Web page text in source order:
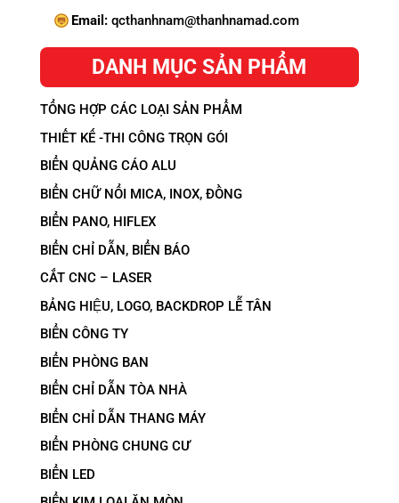
Email:qcthanhnam@thanhnamad.com
DANH MỤC SẢN PHẨM
TỔNG HỢP CÁC LOẠI SẢN PHẨM
THIẾT KẾ -THI CÔNG TRỌN GÓI
BIỂN QUẢNG CÁO ALU
BIỂN CHỮ NỔI MICA, INOX, ĐỒNG
BIỂN PANO, HIFLEX
BIỂN CHỈ DẪN, BIỂN BÁO
CẮT CNC – LASER
BẢNG HIỆU, LOGO, BACKDROP LỄ TÂN
BIỂN CÔNG TY
BIỂN PHÒNG BAN
BIỂN CHỈ DẪN TÒA NHÀ
BIỂN CHỈ DẪN THANG MÁY
BIỂN PHÒNG CHUNG CƯ
BIỂN LED